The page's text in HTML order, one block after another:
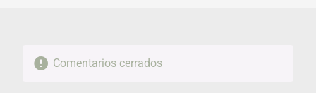
Comentarios cerrados